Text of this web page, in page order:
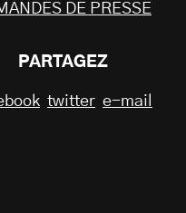
DE PRESSE
PARTAGEZ
twitter e-mail